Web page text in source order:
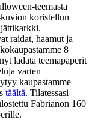
teemasta
koristellun
jättikarkki.
raidat, haamut ja
8
ladata teemapaperit
varten
kaupastamme
täältä. Tilatessasi
Fabrianon 160